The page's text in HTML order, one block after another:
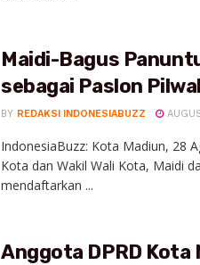
Maidi-Bagus
sebagai Paslon
BY REDAKSI INDONESIABUZZ
IndonesiaBuzz: Kota Madiun, 28
Kota dan Wakil Wali Kota, Maidi
mendaftarkan ...
Anggota DPRD Kota